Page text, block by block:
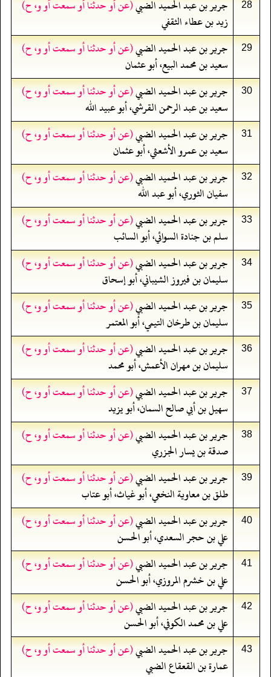
28 جرير بن عبد الحميد الضبي(عن أو حدثنا أو سمعت أو و، ح)
زيد بن عطاء الثقفي
29 جرير بن عبد الحميد الضبي(عن أو حدثنا أو سمعت أو و، ح)
سعيد بن محمد البيع، أبو عثمان
30 جرير بن عبد الحميد الضبي(عن أو حدثنا أو سمعت أو و، ح)
سعيد بن عبد الرحمن القرشي، أبو عبيد الله
31 جرير بن عبد الحميد الضبي(عن أو حدثنا أو سمعت أو و، ح)
سعيد بن عمرو الأشعثي، أبو عثمان
32 جرير بن عبد الحميد الضبي(عن أو حدثنا أو سمعت أو و، ح)
سفيان الثوري، أبو عبد الله
33 جرير بن عبد الحميد الضبي(عن أو حدثنا أو سمعت أو و، ح)
سلم بن جنادة السوائي، أبو السائب
34 جرير بن عبد الحميد الضبي(عن أو حدثنا أو سمعت أو و، ح)
سليمان بن فيروز الشيباني، أبو إسحاق
35 جرير بن عبد الحميد الضبي(عن أو حدثنا أو سمعت أو و، ح)
سليمان بن طرخان التيمي، أبو المعتمر
36 جرير بن عبد الحميد الضبي(عن أو حدثنا أو سمعت أو و، ح)
سليمان بن مهران الأعمش، أبو محمد
37 جرير بن عبد الحميد الضبي(عن أو حدثنا أو سمعت أو و، ح)
سهيل بن أبي صالح السمان، أبو يزيد
38 جرير بن عبد الحميد الضبي(عن أو حدثنا أو سمعت أو و، ح)
صدقة بن يسار الجزري
39 جرير بن عبد الحميد الضبي(عن أو حدثنا أو سمعت أو و، ح)
طلق بن معاوية النخعي، أبو غياث، أبو عتاب
40 جرير بن عبد الحميد الضبي(عن أو حدثنا أو سمعت أو و، ح)
علي بن حجر السعدي، أبو الحسن
41 جرير بن عبد الحميد الضبي(عن أو حدثنا أو سمعت أو و، ح)
علي بن خشرم المروزي، أبو الحسن
42 جرير بن عبد الحميد الضبي(عن أو حدثنا أو سمعت أو و، ح)
علي بن محمد الكوفي، أبو الحسن
43 جرير بن عبد الحميد الضبي(عن أو حدثنا أو سمعت أو و، ح)
عمارة بن القعقاع الضبي